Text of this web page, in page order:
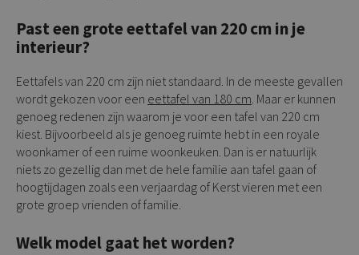
Past een grote eettafel van 220 cm in je
interieur?
Eettafels van 220 cm zijn niet standaard. In de meeste gevallen
wordt gekozen voor een eettafel van 180 cm. Maar er kunnen
genoeg redenen zijn waarom je voor een tafel van 220 cm
kiest. Bijvoorbeeld als je genoeg ruimte hebt in een royale
woonkamer of een ruime woonkeuken. Dan is er natuurlijk
niets zo gezellig dan met de hele familie aan tafel gaan of
hoogtijdagen zoals een verjaardag of Kerst vieren met een
grote groep vrienden of familie.
Welk model gaat het worden?